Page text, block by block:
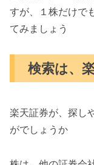
すが、１株だけで
てみましょう
検索は、
楽天証券が、探し
がでしょうか